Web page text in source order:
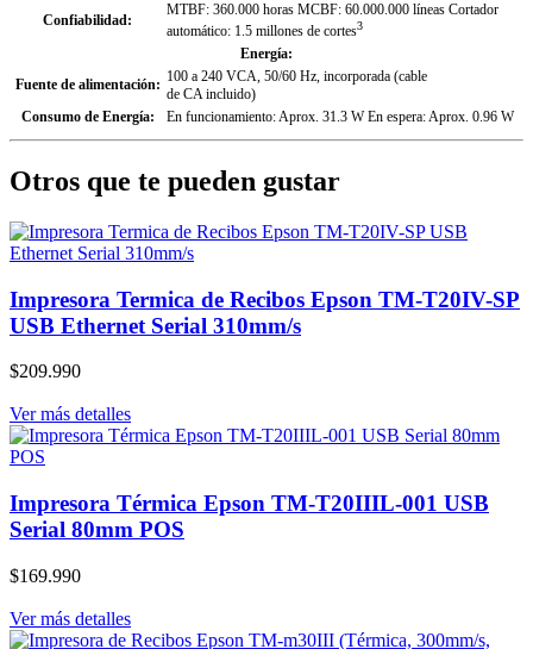
Confiabilidad:
MTBF: 360.000 horas MCBF: 60.000.000 líneas Cortador
automático: 1.5 millones de cortes3
Energía:
Fuente de alimentación: 100 a 240 VCA, 50/60 Hz, incorporada (cable
de CA incluido)
Consumo de Energía:
En funcionamiento: Aprox. 31.3 W En espera: Aprox. 0.96 W
Otros que te pueden gustar
Impresora Termica de Recibos Epson TM-T20IV-SP
USB Ethernet Serial 310mm/s
$209.990
Ver más detalles
Impresora Térmica Epson TM-T20IIIL-001 USB
Serial 80mm POS
$169.990
Ver más detalles